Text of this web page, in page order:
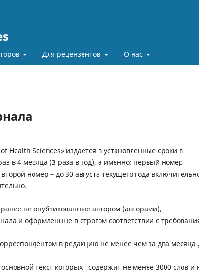
Для рецензентов О нас
Health Sciences» издается в установленные сроки в
в 4 месяца (3 раза в год), а именно: первый номер
номер – до 30 августа текущего года
ранее не опубликованные автором (авторами),
и оформленные в строгом соответствии с
в редакцию не менее чем за два месяца
текст которых содержит не менее 3000 слов и